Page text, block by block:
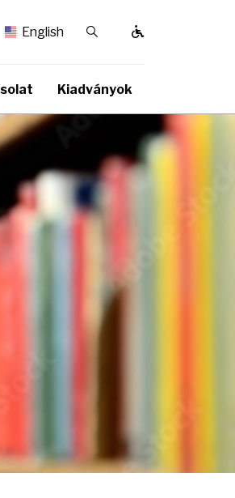
English Kereső / Bezárás
Kiadványok